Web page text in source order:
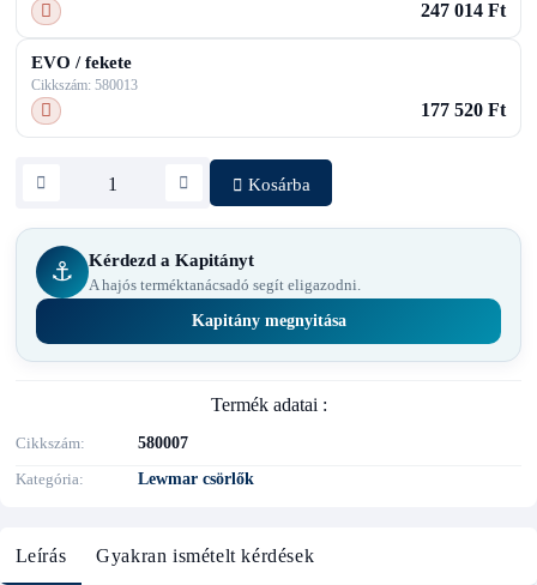
247 014 Ft
EVO / fekete
Cikkszám: 580013
177 520 Ft
Kosárba
⚓ Kérdezd a Kapitányt
A hajós terméktanácsadó segít eligazodni.
Kapitány megnyitása
Termék adatai :
Cikkszám
580007
Kategória
Lewmar csörlők
Leírás Gyakran ismételt kérdések